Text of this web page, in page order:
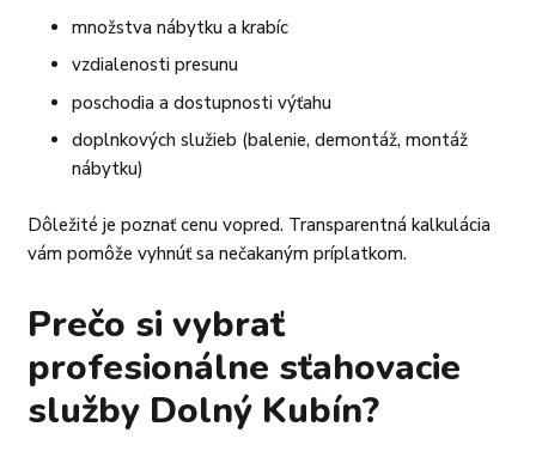
množstva nábytku a krabíc
vzdialenosti presunu
poschodia a dostupnosti výťahu
doplnkových služieb (balenie, demontáž, montáž
nábytku)
Dôležité je poznať cenu vopred. Transparentná kalkulácia
vám pomôže vyhnúť sa nečakaným príplatkom.
Prečo si vybrať
profesionálne sťahovacie
služby Dolný Kubín?